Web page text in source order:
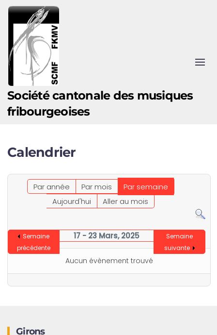
Accéder au contenu principal
Société cantonale des musiques
fribourgeoises
Calendrier
Par année Par mois
Par semaine
Aujourd'hui
Aller au mois
Semaine
précédente
17 - 23 Mars, 2025
Semaine
suivante
Aucun évènement trouvé
Girons